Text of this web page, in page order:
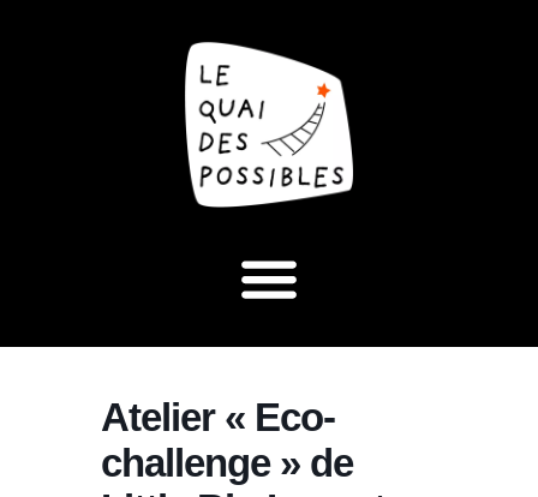
Atelier « Eco-
challenge » de